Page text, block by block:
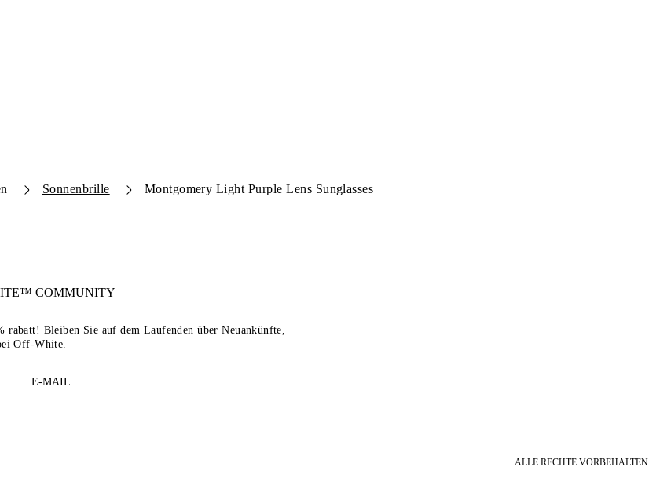
Sonnenbrille Montgomery Light Purple Lens Sunglasses
COMMUNITY
Bleiben Sie auf dem Laufenden über Neuankünfte,
Off-White.
E-MAIL
ALLE RECHTE VORBEHALTEN